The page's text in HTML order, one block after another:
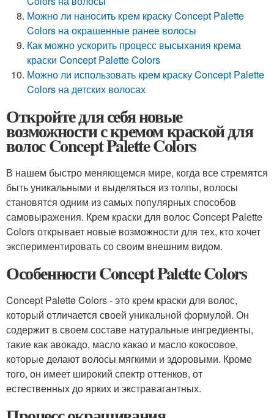
Можно ли наносить крем краску Concept Palette
Colors на окрашенные ранее волосы
Как можно ускорить процесс высыхания крема
краски Concept Palette Colors
Можно ли использовать крем краску Concept Palette
Colors на детских волосах
Откройте для себя новые
возможности с кремом краской для
волос Concept Palette Colors
В нашем быстро меняющемся мире, когда все стремятся
быть уникальными и выделяться из толпы, волосы
становятся одним из самых популярных способов
самовыражения. Крем краски для волос Concept Palette
Colors открывает новые возможности для тех, кто хочет
экспериментировать со своим внешним видом.
Особенности Concept Palette Colors
Concept Palette Colors - это крем краски для волос,
который отличается своей уникальной формулой. Он
содержит в своем составе натуральные ингредиенты,
такие как авокадо, масло какао и масло кокосовое,
которые делают волосы мягкими и здоровыми. Кроме
того, он имеет широкий спектр оттенков, от
естественных до ярких и экстравагантных.